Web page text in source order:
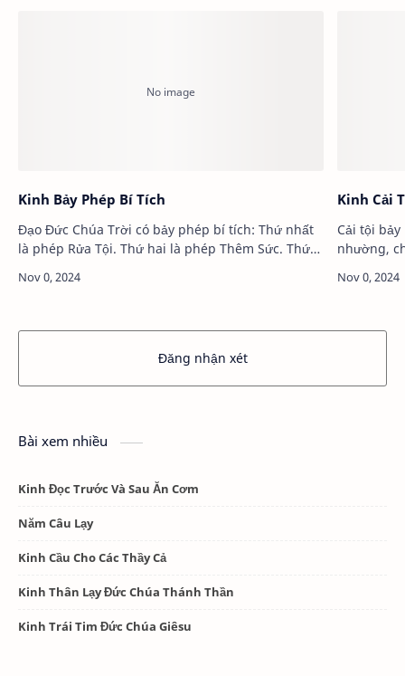
Kinh Bảy Phép Bí Tích
Đạo Đức Chúa Trời có bảy phép bí tích: Thứ nhất
là phép Rửa Tội. Thứ hai là phép Thêm Sức. Thứ
Giải Tội. Thứ năm là phép Xức Dầu Th…
Kinh Cải
Cải tội
nhường,
dục. Thứ
Đăng nhận xét
Bài xem nhiều
Kinh Đọc Trước Và Sau Ăn Cơm
Năm Câu Lạy
Kinh Cầu Cho Các Thầy Cả
Kinh Thân Lạy Đức Chúa Thánh Thần
Kinh Trái Tim Đức Chúa Giêsu